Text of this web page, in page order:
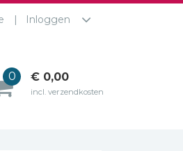
Inloggen
0 € 0,00
incl. verzendkosten